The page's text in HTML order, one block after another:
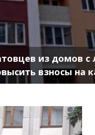
из домов
взносы на